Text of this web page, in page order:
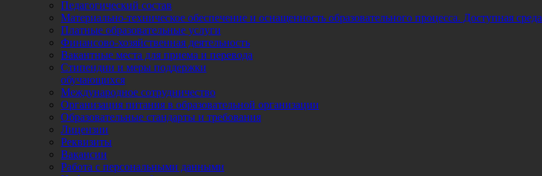
Педагогический состав
Материально-техническое обеспечение и оснащенность образовательного процесса. Доступная среда
Платные образовательные услуги
Финансово-хозяйственная деятельность
Вакантные места для приема и перевода
Стипендии и меры поддержки
обучающихся
Международное сотрудничество
Организация питания в образовательной организации
Образовательные стандарты и требования
Лицензии
Реквизиты
Вакансии
Работа с персональными данными